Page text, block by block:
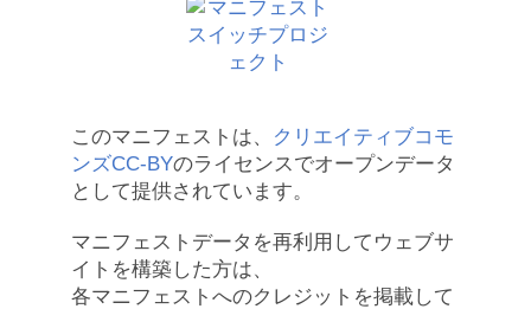
このマニフェストは、
クリエイティブコモ
ンズCC-BYのライセンスでオープンデータ
として提供されています。
マニフェストデータを再利用してウェブサ
イトを構築した方は、
各マニフェストへのクレジットを掲載して